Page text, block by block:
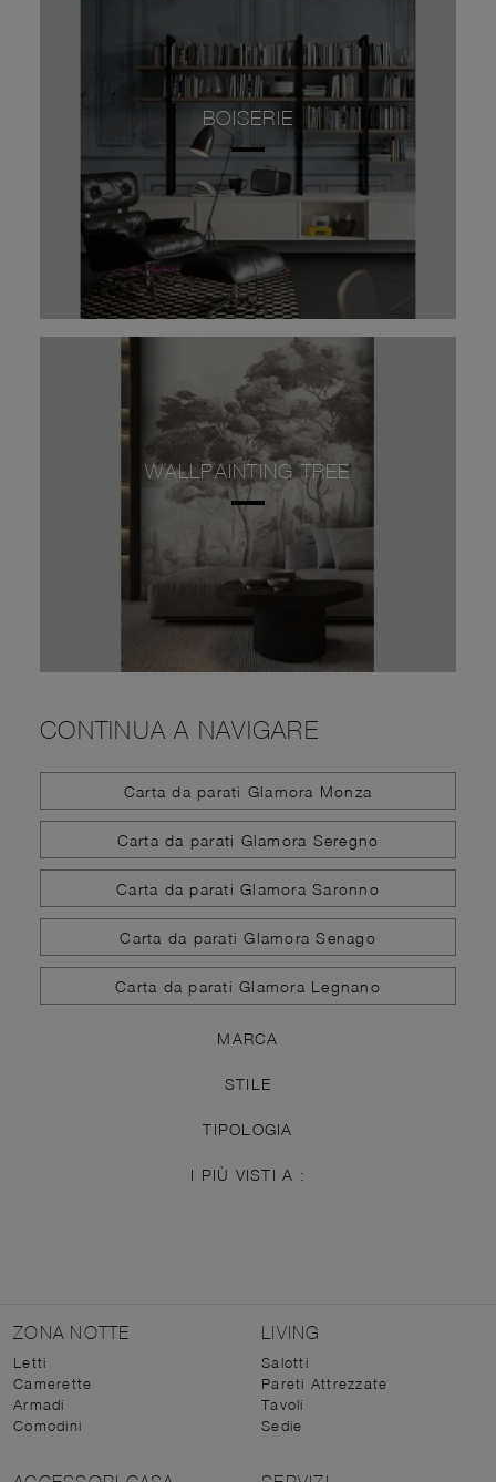
BOISERIE
WALLPAINTING TREE
CONTINUA A NAVIGARE
Carta da parati Glamora Monza
Carta da parati Glamora Seregno
Carta da parati Glamora Saronno
Carta da parati Glamora Senago
Carta da parati Glamora Legnano
MARCA
STILE
TIPOLOGIA
I PIÙ VISTI A :
ZONA NOTTE
Letti
Camerette
Armadi
Comodini
LIVING
Salotti
Pareti Attrezzate
Tavoli
Sedie